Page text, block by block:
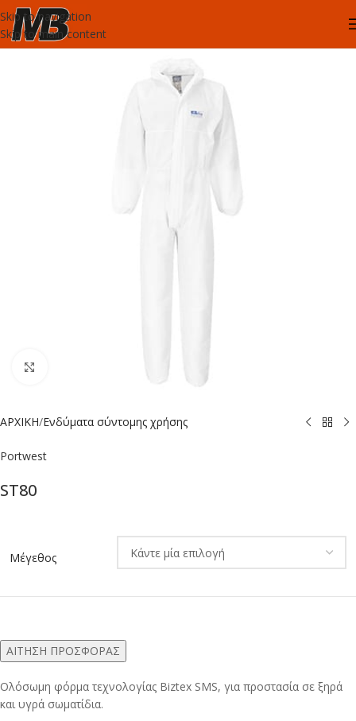
Skip to navigation
Skip to main content
ΑΡΧΙΚΗ/Ενδύματα σύντομης χρήσης
Portwest
ST80
Μέγεθος
ΑΙΤΗΣΗ ΠΡΟΣΦΟΡΑΣ
Ολόσωμη φόρμα τεχνολογίας Biztex SMS, για προστασία σε ξηρά
και υγρά σωματίδια.